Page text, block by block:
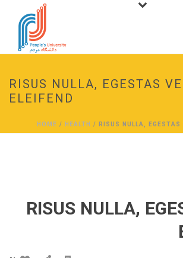
RISUS NULLA, EGESTAS
ELEIFEND
HOME / HEALTH / RISUS NULLA, EGESTAS
RISUS NULLA,